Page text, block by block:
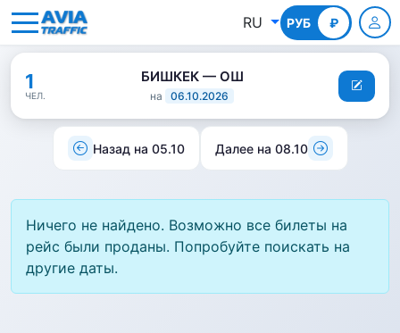
RU РУБ ₽
КГС
1
ЧЕЛ.
БИШКЕК — ОШ
на 06.10.2026
Назад на 05.10 Далее на 08.10
Ничего не найдено. Возможно все билеты на
рейс были проданы. Попробуйте поискать на
другие даты.